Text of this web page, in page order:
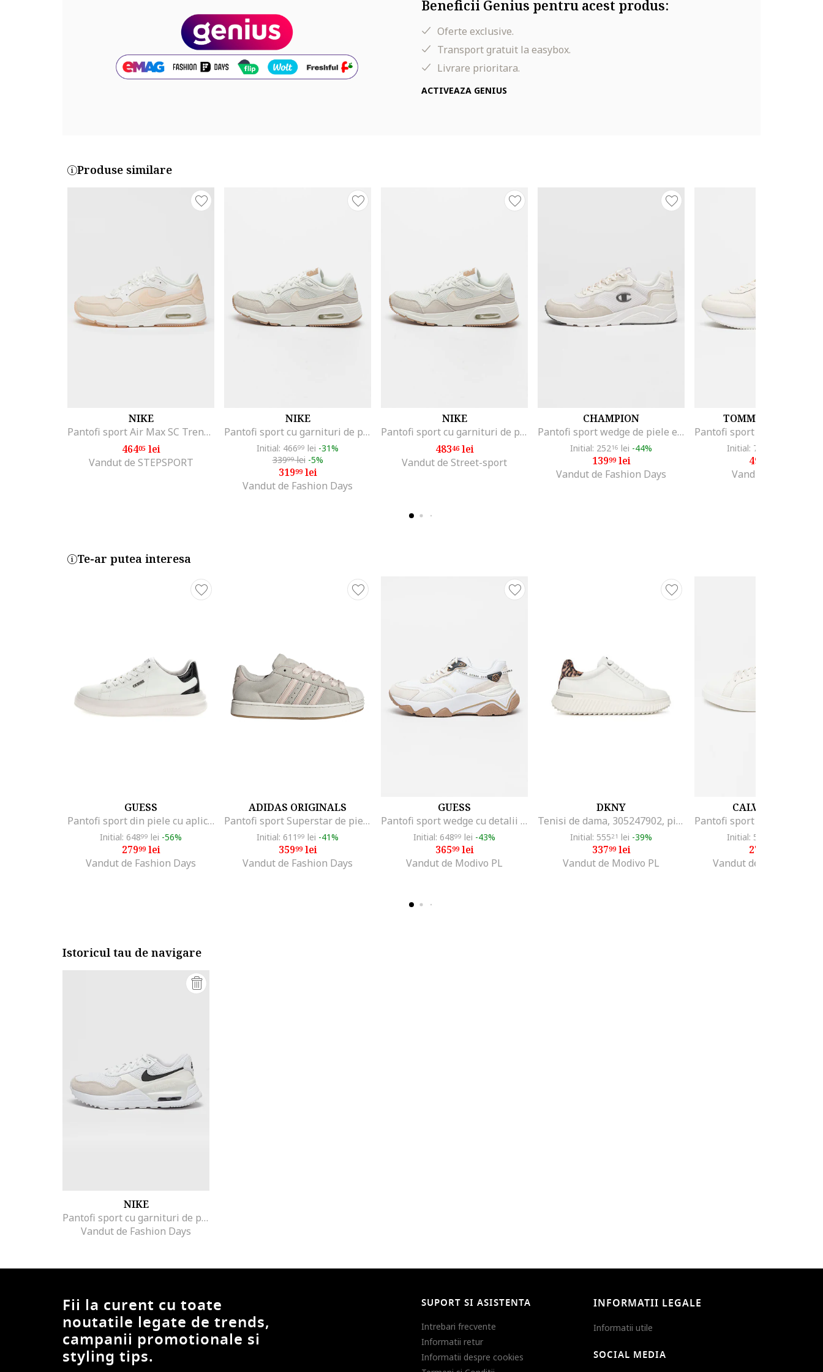
Beneficii Genius pentru acest produs:
Oferte exclusive.
Transport gratuit la easybox.
Livrare prioritara.
ACTIVEAZA GENIUS
Produse similare
NIKE
Pantofi sport Air Max SC Trend, Alb/Bej deschis
46405lei
Vandut de STEPSPORT
NIKE
Pantofi sport cu garnituri de piele Air Max, Alb
Initial: 46699 lei -31%
33999lei -5%
31999lei
Vandut de Fashion Days
NIKE
Pantofi sport cu garnituri de piele Air Max, Alb
48346lei
Vandut de Street-sport
CHAMPION
Pantofi sport wedge de piele ecologica si plasa Rodona, Alb fildes/Alb murdar
Initial: 25216 lei -44%
13999lei
Vandut de Fashion Days
TOMMY HILFIGER
Initial: 703
492
Vandut de GRID
Te-ar putea interesa
GUESS
Pantofi sport din piele cu aplicatie logo, Alb/Negru
Initial: 64899 lei -56%
27999lei
Vandut de Fashion Days
ADIDAS ORIGINALS
Pantofi sport Superstar de piele intoarsa, Gri deschis/Roz pastel/Caramel
Initial: 611 99 lei -41%
35999lei
Vandut de Fashion Days
GUESS
Pantofi sport wedge cu detalii logo, Alb/Gri
Initial: 64899 lei -43%
36599lei
Vandut de Modivo PL
DKNY
Tenisi de dama, 305247902, piele ecologica, alb
Initial: 55521 lei -39%
33799lei
Vandut de Modivo PL
CALVIN KLEIN
Initial: 534
279
Vandut de Fashion Days
Istoricul tau de navigare
NIKE
Pantofi sport cu garnituri de plasa si piele intoarsa Air Max Systm, Alb/Negru/Maro nisip
Vandut de Fashion Days
Fii la curent cu toate
noutatile legate de trends,
campanii promotionale si
styling tips.
SUPORT SI ASISTENTA
Intrebari frecvente
Informatii retur
Informatii despre cookies
INFORMATII LEGALE
Informatii utile
SOCIAL MEDIA